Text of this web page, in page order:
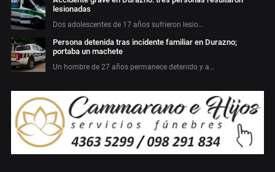
lesionadas
Dos adolescentes de 17 años sufrieron lesio…
Persona detenida tras incidente familiar en Durazno;
portaba un machete
Un hombre de 27 años permanece detenido y a…